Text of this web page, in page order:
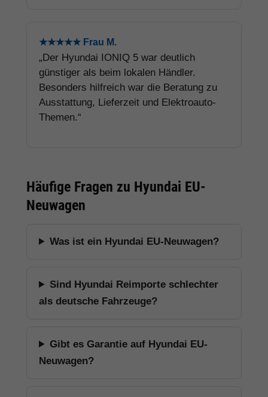
★★★★★ Frau M.
„Der Hyundai IONIQ 5 war deutlich
günstiger als beim lokalen Händler.
Besonders hilfreich war die Beratung zu
Ausstattung, Lieferzeit und Elektroauto-
Themen.“
Häufige Fragen zu Hyundai EU-
Neuwagen
Was ist ein Hyundai EU-Neuwagen?
Sind Hyundai Reimporte schlechter
als deutsche Fahrzeuge?
Gibt es Garantie auf Hyundai EU-
Neuwagen?